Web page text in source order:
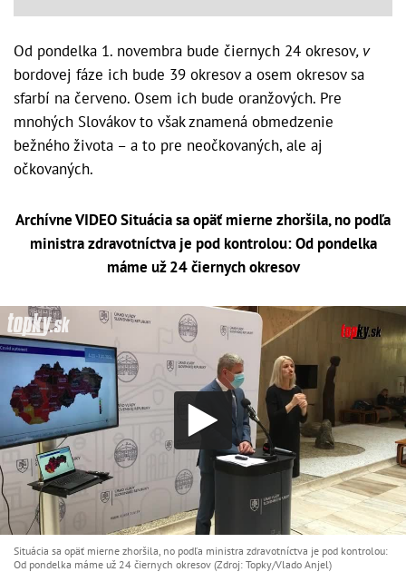
Od pondelka 1. novembra bude čiernych 24 okresov, v
bordovej fáze ich bude 39 okresov a osem okresov sa
sfarbí na červeno. Osem ich bude oranžových. Pre
mnohých Slovákov to však znamená obmedzenie
bežného života – a to pre neočkovaných, ale aj
očkovaných.
Archívne VIDEO Situácia sa opäť mierne zhoršila, no podľa
ministra zdravotníctva je pod kontrolou: Od pondelka
máme už 24 čiernych okresov
Situácia sa opäť mierne zhoršila, no podľa ministra zdravotníctva je pod kontrolou:
Od pondelka máme už 24 čiernych okresov (Zdroj: Topky/Vlado Anjel)